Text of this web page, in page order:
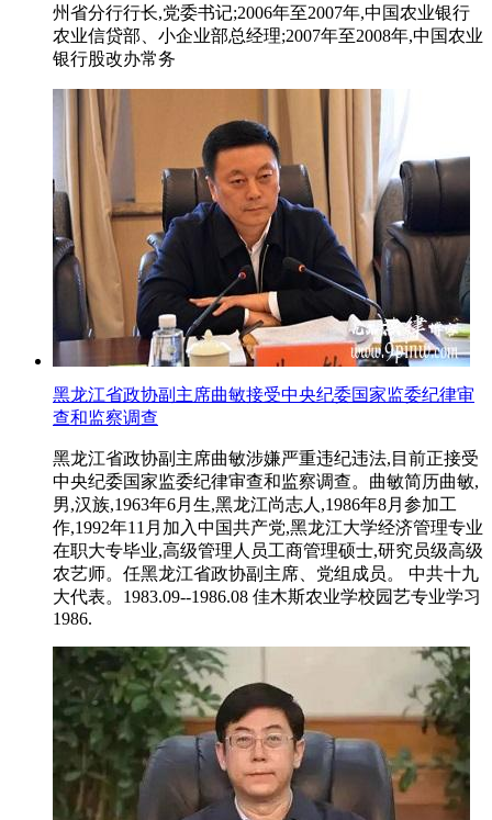
州省分行行长,党委书记;2006年至2007年,中国农业银行
农业信贷部、小企业部总经理;2007年至2008年,中国农业
银行股改办常务
黑龙江省政协副主席曲敏接受中央纪委国家监委纪律审
查和监察调查
黑龙江省政协副主席曲敏涉嫌严重违纪违法,目前正接受
中央纪委国家监委纪律审查和监察调查。曲敏简历曲敏,
男,汉族,1963年6月生,黑龙江尚志人,1986年8月参加工
作,1992年11月加入中国共产党,黑龙江大学经济管理专业
在职大专毕业,高级管理人员工商管理硕士,研究员级高级
农艺师。任黑龙江省政协副主席、党组成员。 中共十九
大代表。1983.09--1986.08 佳木斯农业学校园艺专业学习
1986.